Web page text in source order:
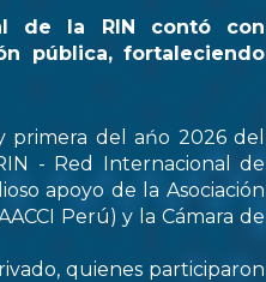
de la RIN contó con
pública, fortaleciendo
primera del ańo 2026 del
- Red Internacional de
apoyo de la Asociación
Perú) y la Cámara de
quienes participaron